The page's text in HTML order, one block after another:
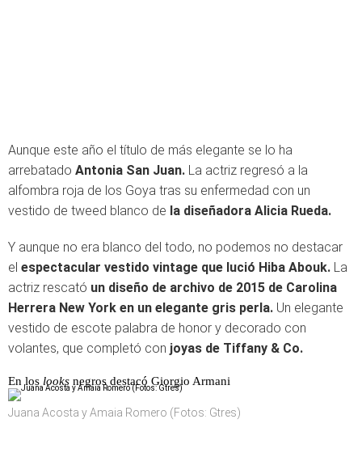
Aunque este año el título de más elegante se lo ha
arrebatado Antonia San Juan. La actriz regresó a la
alfombra roja de los Goya tras su enfermedad con un
vestido de tweed blanco de la diseñadora Alicia Rueda.
Y aunque no era blanco del todo, no podemos no destacar
el espectacular vestido vintage que lució Hiba Abouk. La
actriz rescató un diseño de archivo de 2015 de Carolina
Herrera New York en un elegante gris perla. Un elegante
vestido de escote palabra de honor y decorado con
volantes, que completó con joyas de Tiffany & Co.
En los looks negros destacó Giorgio Armani
Juana Acosta y Amaia Romero (Fotos: Gtres)